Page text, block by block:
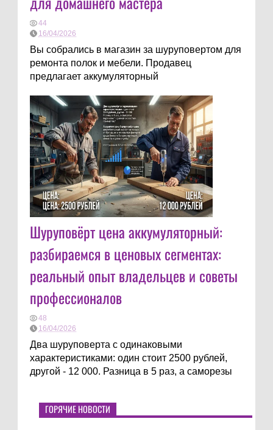
44
16/04/2026
Вы собрались в магазин за шуруповертом для
ремонта полок и мебели. Продавец
предлагает аккумуляторный
Шуруповёрт цена аккумуляторный:
разбираемся в ценовых сегментах:
реальный опыт владельцев и советы
профессионалов
48
16/04/2026
Два шуруповерта с одинаковыми
характеристиками: один стоит 2500 рублей,
другой - 12 000. Разница в 5 раз, а саморезы
ГОРЯЧИЕ НОВОСТИ